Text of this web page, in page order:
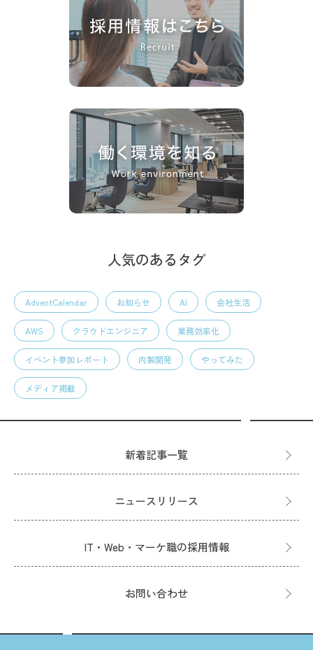
人気のあるタグ
AdventCalendar お知らせ AI 会社生活
AWS クラウドエンジニア 業務効率化
イベント参加レポート 内製開発 やってみた
メディア掲載
新着記事一覧
ニュースリリース
IT・Web・マーケ職の採用情報
お問い合わせ